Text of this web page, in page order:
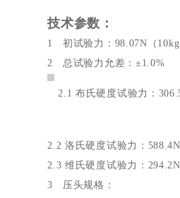
技术参数：
1 初试验力： 98.07N （ 10kg
2 总试验力允差：± 1.0%
2.1 布氏硬度试验力：
2.2 洛氏硬度试验力： 588.4N
2.3 维氏硬度试验力： 294.2N
3 压头规格：